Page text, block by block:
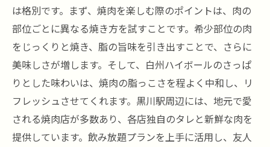
は格別です。まず、焼肉を楽しむ際のポイントは、肉の
部位ごとに異なる焼き方を試すことです。希少部位の肉
をじっくりと焼き、脂の旨味を引き出すことで、さらに
美味しさが増します。そして、白州ハイボールのさっぱ
りとした味わいは、焼肉の脂っこさを程よく中和し、リ
フレッシュさせてくれます。黒川駅周辺には、地元で愛
される焼肉店が多数あり、各店独自のタレと新鮮な肉を
提供しています。飲み放題プランを上手に活用し、友人